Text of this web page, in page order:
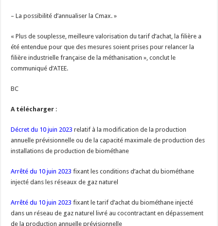
– La possibilité d’annualiser la Cmax. »
« Plus de souplesse, meilleure valorisation du tarif d’achat, la filière a
été entendue pour que des mesures soient prises pour relancer la
filière industrielle française de la méthanisation », conclut le
communiqué d’ATEE.
BC
A télécharger :
Décret du 10 juin 2023 relatif à la modification de la production
annuelle prévisionnelle ou de la capacité maximale de production des
installations de production de biométhane
Arrêté du 10 juin 2023 fixant les conditions d’achat du biométhane
injecté dans les réseaux de gaz naturel
Arrêté du 10 juin 2023 fixant le tarif d’achat du biométhane injecté
dans un réseau de gaz naturel livré au cocontractant en dépassement
de la production annuelle prévisionnelle